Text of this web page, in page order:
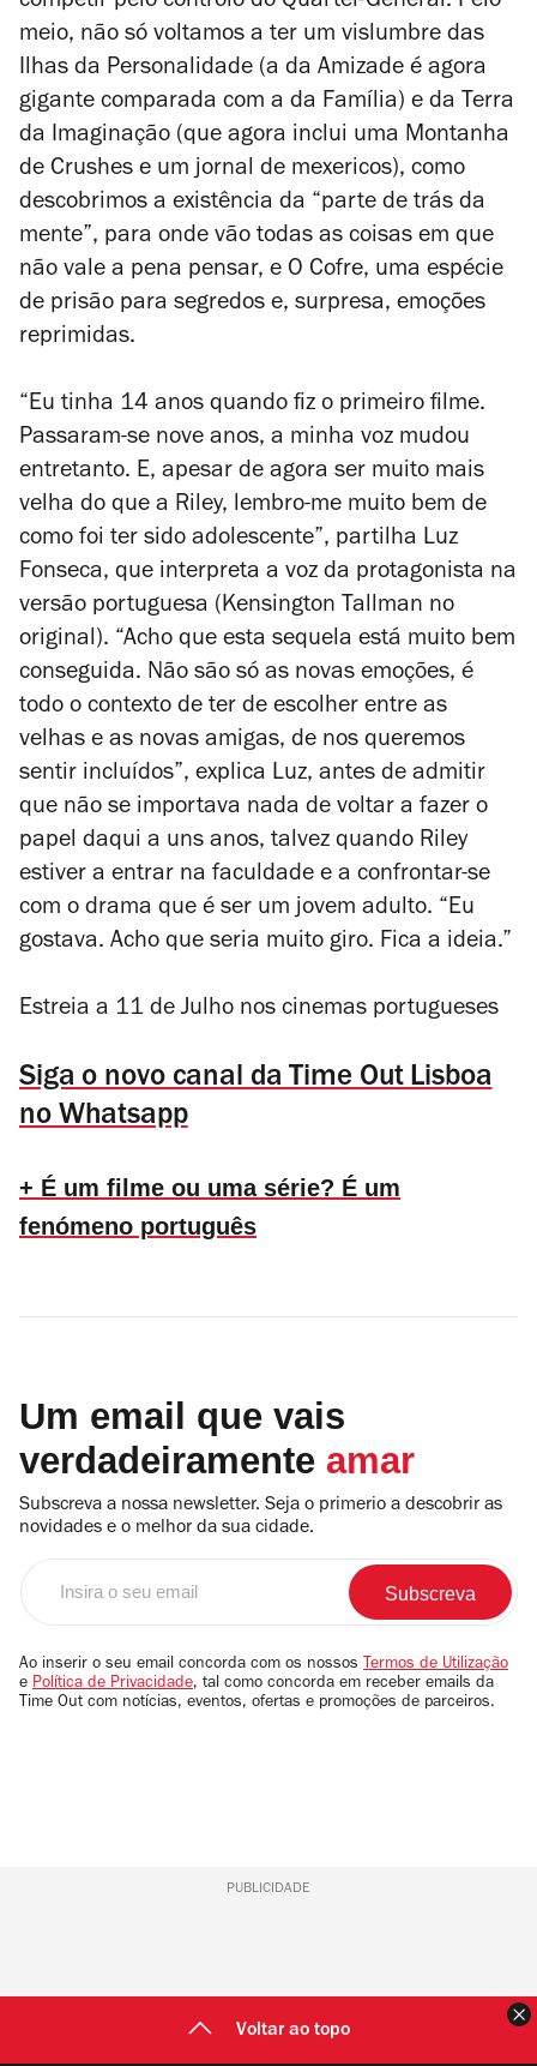
meio, não só voltamos a ter um vislumbre das
Ilhas da Personalidade (a da Amizade é agora
gigante comparada com a da Família) e da Terra
da Imaginação (que agora inclui uma Montanha
de Crushes e um jornal de mexericos), como
descobrimos a existência da “parte de trás da
mente”, para onde vão todas as coisas em que
não vale a pena pensar, e O Cofre, uma espécie
de prisão para segredos e, surpresa, emoções
reprimidas.
“Eu tinha 14 anos quando fiz o primeiro filme.
Passaram-se nove anos, a minha voz mudou
entretanto. E, apesar de agora ser muito mais
velha do que a Riley, lembro-me muito bem de
como foi ter sido adolescente”, partilha Luz
Fonseca, que interpreta a voz da protagonista na
versão portuguesa (Kensington Tallman no
original). “Acho que esta sequela está muito bem
conseguida. Não são só as novas emoções, é
todo o contexto de ter de escolher entre as
velhas e as novas amigas, de nos queremos
sentir incluídos”, explica Luz, antes de admitir
que não se importava nada de voltar a fazer o
papel daqui a uns anos, talvez quando Riley
estiver a entrar na faculdade e a confrontar-se
com o drama que é ser um jovem adulto. “Eu
gostava. Acho que seria muito giro. Fica a ideia.”
Estreia a 11 de Julho nos cinemas portugueses
Siga o novo canal da Time Out Lisboa
no Whatsapp
+ É um filme ou uma série? É um
fenómeno português
Um email que vais
verdadeiramente amar
Subscreva a nossa newsletter. Seja o primerio a descobrir as
novidades e o melhor da sua cidade.
email
Ao inserir o seu email concorda com os nossos Termos de Utilização
e Política de Privacidade, tal como concorda em receber emails da
Time Out com notícias, eventos, ofertas e promoções de parceiros.
PUBLICIDADE
Voltar ao topo